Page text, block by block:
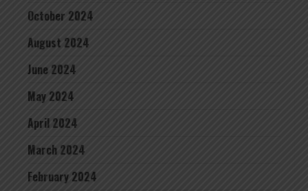
October 2024
August 2024
June 2024
May 2024
April 2024
March 2024
February 2024